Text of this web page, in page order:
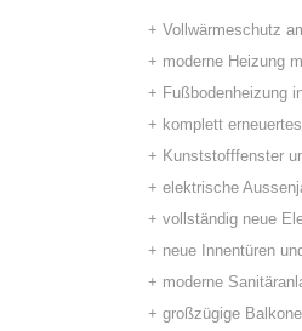
+ Vollwärmeschutz
+ moderne Heizung
+ Fußbodenheizung
+ komplett
+ Kunststofffenster
+ elektrische
+ vollständig neue
+ neue Innentüren
+ moderne
+ großzügige